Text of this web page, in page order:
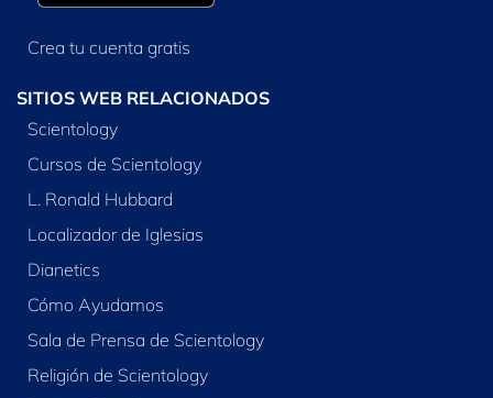
Crea tu cuenta gratis
SITIOS WEB RELACIONADOS
Scientology
Cursos de Scientology
L. Ronald Hubbard
Localizador de Iglesias
Dianetics
Cómo Ayudamos
Sala de Prensa de Scientology
Religión de Scientology